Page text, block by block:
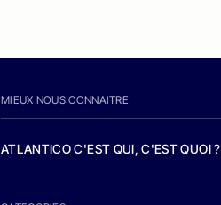
MIEUX NOUS CONNAITRE
ATLANTICO C'EST QUI, C'EST QUOI ?